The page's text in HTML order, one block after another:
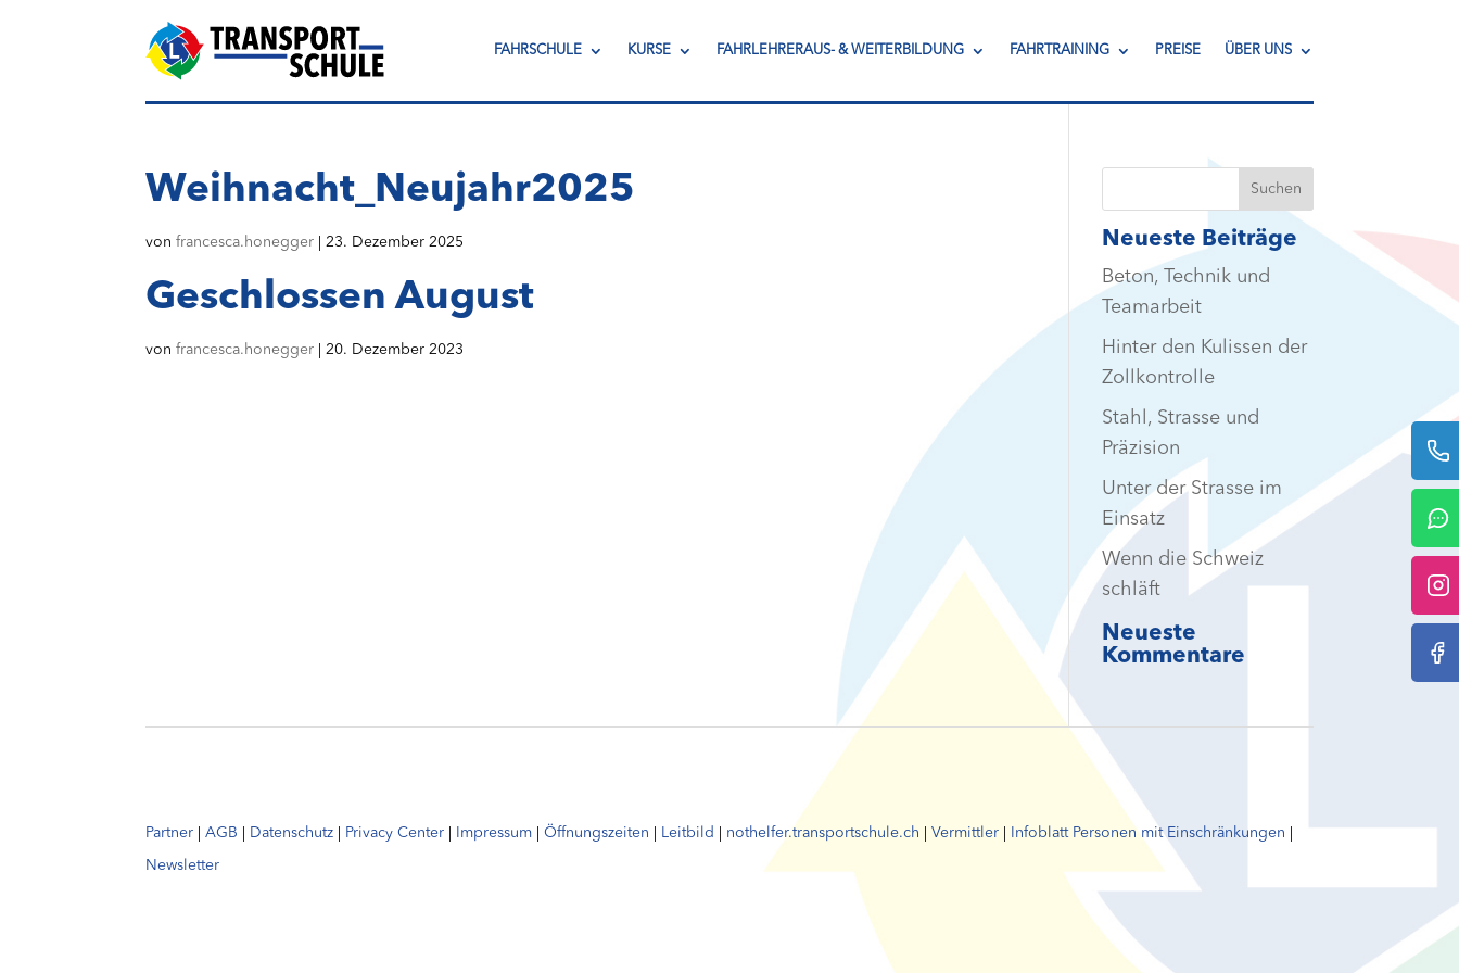
FAHRSCHULE KURSE FAHRLEHRERAUS- & WEITERBILDUNG FAHRTRAINING PREISE ÜBER UNS
Weihnacht_Neujahr2025
vonfrancesca.honegger |23. Dezember 2025
Geschlossen August
vonfrancesca.honegger |20. Dezember 2023
Neueste Beiträge
Beton, Technik und
Teamarbeit
Hinter den Kulissen der
Zollkontrolle
Stahl, Strasse und
Präzision
Unter der Strasse im
Einsatz
Wenn die Schweiz
schläft
Neueste
Kommentare
Partner |AGB Datenschutz Privacy Center Impressum |Öffnungszeiten Leitbild nothelfer.transportschule.ch |Vermittler Infoblatt Personen mit Einschränkungen
Newsletter